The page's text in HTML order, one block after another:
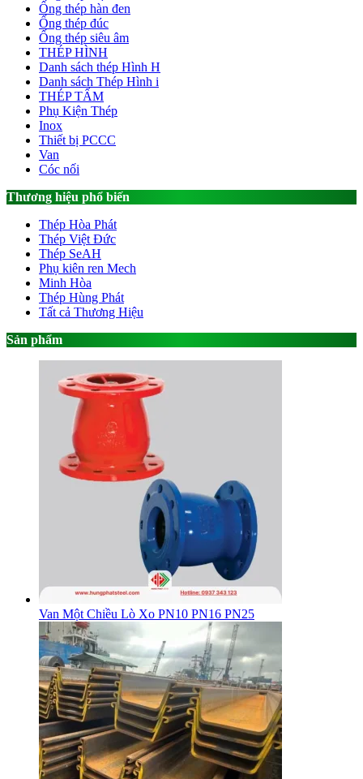
Ống thép hàn đen
Ống thép đúc
Ống thép siêu âm
THÉP HÌNH
Danh sách thép Hình H
Danh sách Thép Hình i
THÉP TẤM
Phụ Kiện Thép
Inox
Thiết bị PCCC
Van
Cóc nối
Thương hiệu phổ biến
Thép Hòa Phát
Thép Việt Đức
Thép SeAH
Phụ kiên ren Mech
Minh Hòa
Thép Hùng Phát
Tất cả Thương Hiệu
Sản phẩm
Van Một Chiều Lò Xo PN10 PN16 PN25